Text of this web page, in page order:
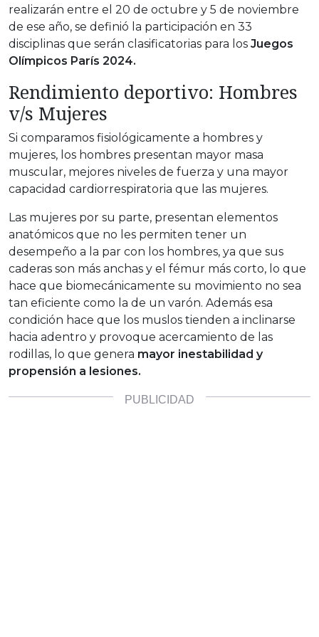
realizarán entre el 20 de octubre y 5 de noviembre
de ese año, se definió la participación en 33
disciplinas que serán clasificatorias para los Juegos
Olímpicos París 2024.
Rendimiento deportivo: Hombres
v/s Mujeres
Si comparamos fisiológicamente a hombres y
mujeres, los hombres presentan mayor masa
muscular, mejores niveles de fuerza y una mayor
capacidad cardiorrespiratoria que las mujeres.
Las mujeres por su parte, presentan elementos
anatómicos que no les permiten tener un
desempeño a la par con los hombres, ya que sus
caderas son más anchas y el fémur más corto, lo que
hace que biomecánicamente su movimiento no sea
tan eficiente como la de un varón. Además esa
condición hace que los muslos tienden a inclinarse
hacia adentro y provoque acercamiento de las
rodillas, lo que genera mayor inestabilidad y
propensión a lesiones.